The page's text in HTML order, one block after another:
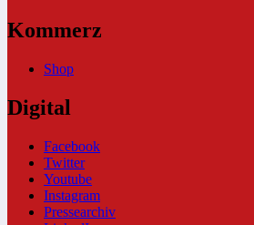
Kommerz
Shop
Digital
Facebook
Twitter
Youtube
Instagram
Pressearchiv